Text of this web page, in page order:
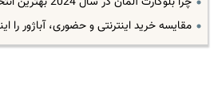
مقایسه خرید اینترنتی و حضوری، آباژور را